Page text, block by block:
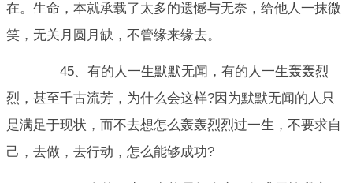
在。生命，本就承载了太多的遗憾与无奈，给他人一抹微
笑，无关月圆月缺，不管缘来缘去。
45、有的人一生默默无闻，有的人一生轰轰烈
烈，甚至千古流芳，为什么会这样?因为默默无闻的人只
是满足于现状，而不去想怎么轰轰烈烈过一生，不要求自
己，去做，去行动，怎么能够成功?